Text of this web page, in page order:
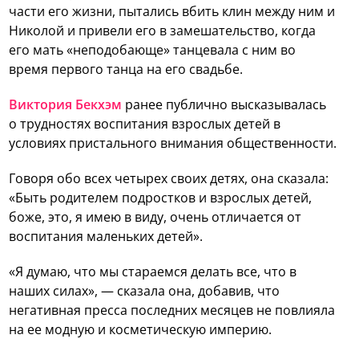
части его жизни, пытались вбить клин между ним и
Николой и привели его в замешательство, когда
его мать «неподобающе» танцевала с ним во
время первого танца на его свадьбе.
Виктория Бекхэм ранее публично высказывалась
о трудностях воспитания взрослых детей в
условиях пристального внимания общественности.
Говоря обо всех четырех своих детях, она сказала:
«Быть родителем подростков и взрослых детей,
боже, это, я имею в виду, очень отличается от
воспитания маленьких детей».
«Я думаю, что мы стараемся делать все, что в
наших силах», — сказала она, добавив, что
негативная пресса последних месяцев не повлияла
на ее модную и косметическую империю.